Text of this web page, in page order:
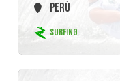
PERÙ
SURFING